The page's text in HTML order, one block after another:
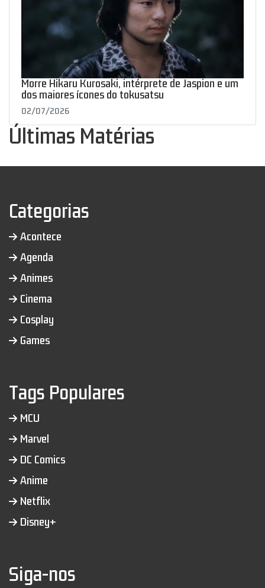
Morre Hikaru Kurosaki, intérprete de Jaspion e um
dos maiores ícones do tokusatsu
02/07/2026
Últimas Matérias
Categorias
Acontece
Agenda
Animes
Cinema
Cosplay
Games
Tags Populares
MCU
Marvel
DC Comics
Anime
Netflix
Disney+
Siga-nos